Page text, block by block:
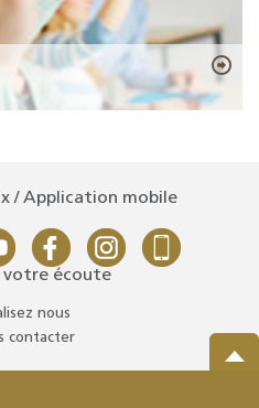
/ Application mobile
votre écoute
nous
contacter